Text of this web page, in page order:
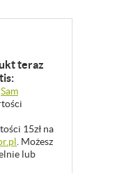
teraz
Sam
15zł na
. Możesz
lub